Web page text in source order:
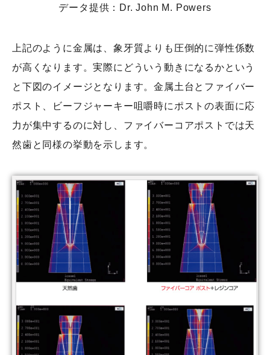
データ提供：Dr. John M. Powers
上記のように金属は、象牙質よりも圧倒的に弾性係数
が高くなります。実際にどういう動きになるかという
と下図のイメージとなります。金属土台とファイバー
ポスト、ビーフジャーキー咀嚼時にポストの表面に応
力が集中するのに対し、ファイバーコアポストでは天
然歯と同様の挙動を示します。